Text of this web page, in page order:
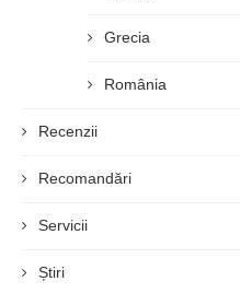
Grecia
România
Recenzii
Recomandări
Servicii
Știri